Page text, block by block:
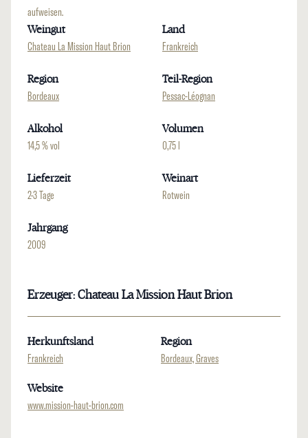
aufweisen.
Weingut
Chateau La Mission Haut Brion
Land
Frankreich
Region
Bordeaux
Teil-Region
Pessac-Léognan
Alkohol
14,5 % vol
Volumen
0,75 l
Lieferzeit
2-3 Tage
Weinart
Rotwein
Jahrgang
2009
Erzeuger: Chateau La Mission Haut Brion
Herkunftsland
Frankreich
Region
Bordeaux, Graves
Website
www.mission-haut-brion.com